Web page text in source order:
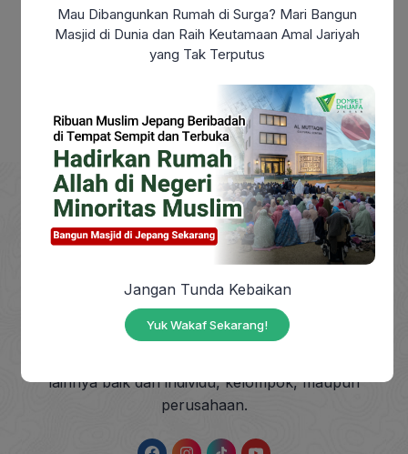
Makna Maulid Nabi Muhammad SAW:
Meneladani Akhlak Rasulullah dalam
Kehidupan Sehari-hari
DOMPET DHUAFA adalah Lembaga Nirlaba milik
masyarakat, berdiri sejak tahun 1993, yang
berkhidmat mengangkat harkat sosial masyarakat
dhuafa dengan mendayagunakan zakat, infak,
lainnya baik dari individu, kelompok, maupun
perusahaan.
Mau Dibangunkan Rumah di Surga? Mari Bangun
Masjid di Dunia dan Raih Keutamaan Amal Jariyah
yang Tak Terputus
Jangan Tunda Kebaikan
Yuk Wakaf Sekarang!